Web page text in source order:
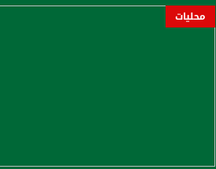
محليات